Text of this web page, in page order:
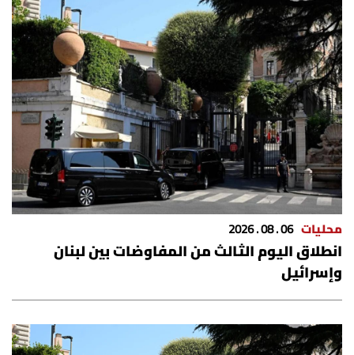
اقرأ تضحك
كاميرا
سجالات
صحّة وصحن
الرياضة
منوّعات
حظّك اليوم
للتاريخ
محليات 06 . 08 . 2026
انطلاق اليوم الثالث من المفاوضات بين لبنان
وإسرائيل